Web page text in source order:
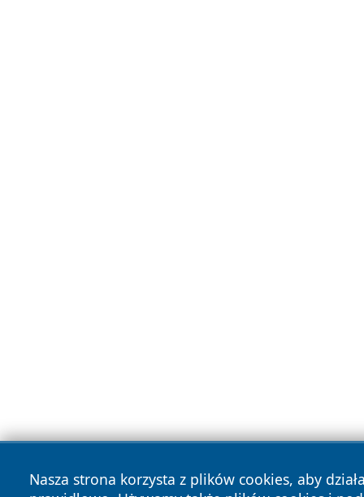
Nasza strona korzysta z plików cookies, aby